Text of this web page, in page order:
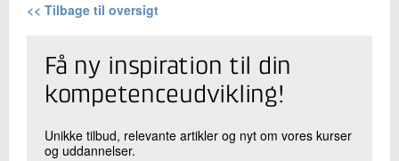
<< Tilbage til oversigt
Få ny inspiration til din
kompetenceudvikling!
Unikke tilbud, relevante artikler og nyt om vores kurser
og uddannelser.